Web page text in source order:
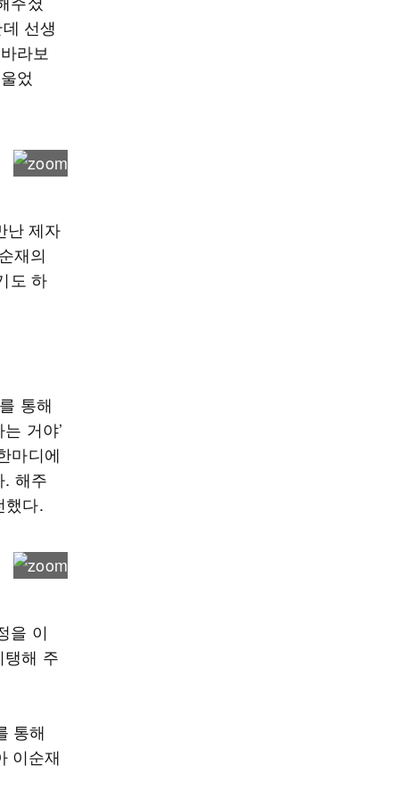
선생
라보
었
난 제자
재의
도 하
통해
거야’
마디에
. 해주
했다.
을 이
해 주
통해
이순재